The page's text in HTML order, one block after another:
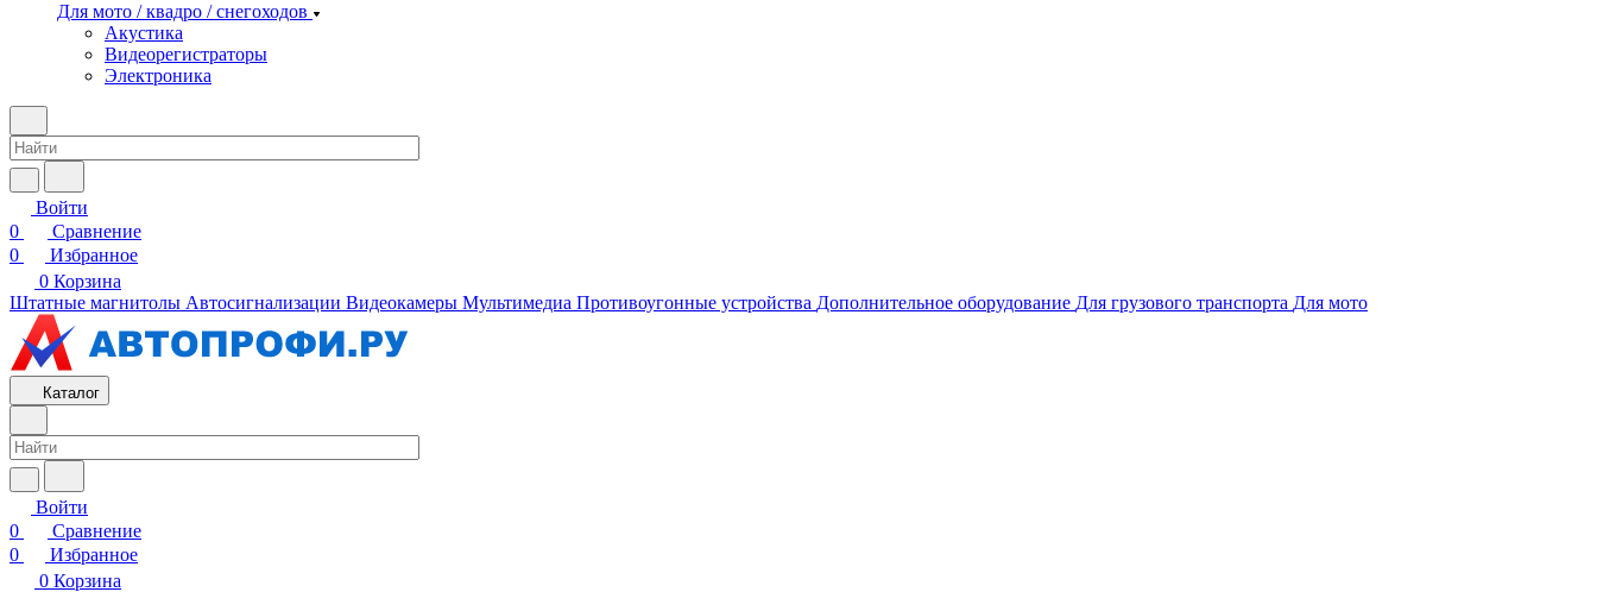
Для мото / квадро / снегоходов
Акустика
Видеорегистраторы
Электроника
Войти
0
Сравнение
0
Избранное
0 Корзина
Штатные магнитолы Автосигнализации Видеокамеры Мультимедиа Противоугонные устройства Дополнительное оборудование Для грузового транспорта Для мото
Каталог
Войти
0
Сравнение
0
Избранное
0 Корзина